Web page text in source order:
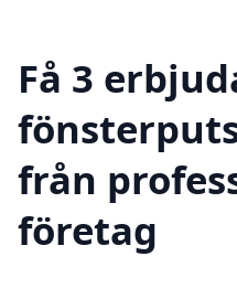
Få 3
från
företag